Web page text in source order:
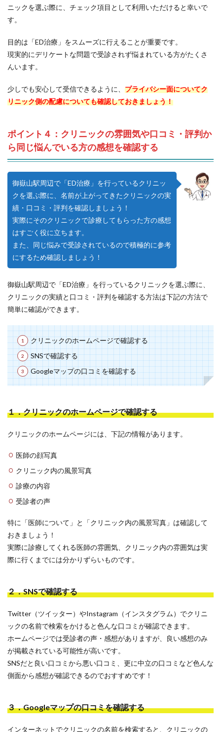
ニックを選ぶ際に、チェック項目として利用いただけると幸いで
す。
目的は「ED治療」をスムーズに行えることが重要です。
現実的にデリケートな問題で受診されず悩まれている方がたくさ
んいます。
少しでも安心して受信できるように、 プライバシー面についてク
リニック側の配慮についても確認しておきましょう！
ポイント４：クリニックの雰囲気や口コミ・評判か
ら同じ悩んでいる方の感想を確認する
御嶽山駅周辺で「ED治療」を行っているクリニッ
クを選ぶ際に、名前が上がってきたクリニックの実
績・口コミ・評判を確認しましょう！
実際にそのクリニックで診療してもらった方の感想
はすごく役に立ちます。
また、同じ悩みで受診されているので積極的に参考
にするため確認しましょう！
御嶽山駅周辺で「ED治療」を行っているクリニックを選ぶ際に、
クリニックの実績と口コミ・評判を確認する方法は下記の方法で
簡単に確認ができます。
クリニックのホームページで確認する
SNSで確認する
Googleマップの口コミを確認する
１．クリニックのホームページで確認する
クリニックのホームページには、下記の情報があります。
医師の顔写真
クリニック内の風景写真
診療の内容
受診者の声
特に「医師について」と「クリニック内の風景写真」は確認して
おきましょう！
実際に診療してくれる医師の雰囲気、クリニック内の雰囲気は実
際に行くまでには分かりずらいものです。
２．SNSで確認する
Twitter（ツイッター）やInstagram（インスタグラム）でクリニ
ックの名前で検索をかけると色んな口コミが確認できます。
ホームページでは受診者の声・感想がありますが、良い感想のみ
が掲載されている可能性が高いです。
SNSだと良い口コミから悪い口コミ、更に中立の口コミなど色んな
側面から感想が確認できるのでおすすめです！
３．Googleマップの口コミを確認する
インターネットでクリニックの名前を検索すると、クリニックの